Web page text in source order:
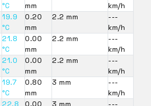
°C
mm
km/h
19.9
°C
0.20
mm
2.2 mm
---
km/h
21.8
°C
0.00
mm
2.2 mm
---
km/h
21.0
°C
0.00
mm
2.2 mm
---
km/h
19.7
°C
0.80
mm
3 mm
---
km/h
22.8
0.00
3 mm
---